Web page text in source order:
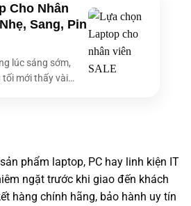
Fingerprint Sensor with Power
Fi 6E(802.11ax) (Dual-band) 2*2 +
5.3
Keyboard, 1.5mm Key Travel, Spill
Keyboard
FHD camera with built-in IR camera
Cho Nhân
Sang, Pin
lúc sáng sớm,
tối mới thấy vài
phẩm laptop, PC hay linh kiện IT
ngặt trước khi giao đến khách
hàng chính hãng, bảo hành uy tín